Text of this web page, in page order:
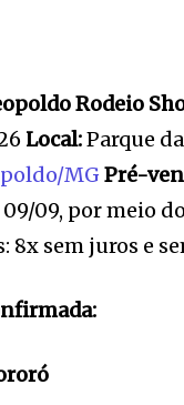
Rodeio
Local:Parque
MG Pré-
09, por meio
8x sem juros e